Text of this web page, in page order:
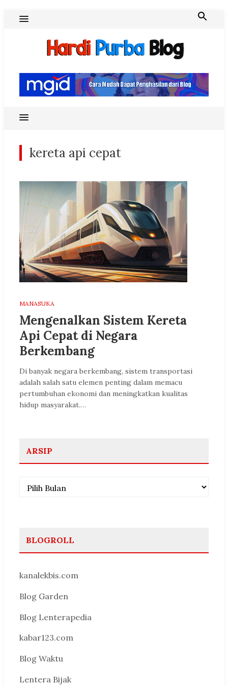
kereta api cepat
MANASUKA
Mengenalkan Sistem Kereta
Api Cepat di Negara
Berkembang
Di banyak negara berkembang, sistem transportasi
adalah salah satu elemen penting dalam memacu
pertumbuhan ekonomi dan meningkatkan kualitas
hidup masyarakat.…
ARSIP
Arsip
BLOGROLL
kanalekbis.com
Blog Garden
Blog Lenterapedia
kabar123.com
Blog Waktu
Lentera Bijak